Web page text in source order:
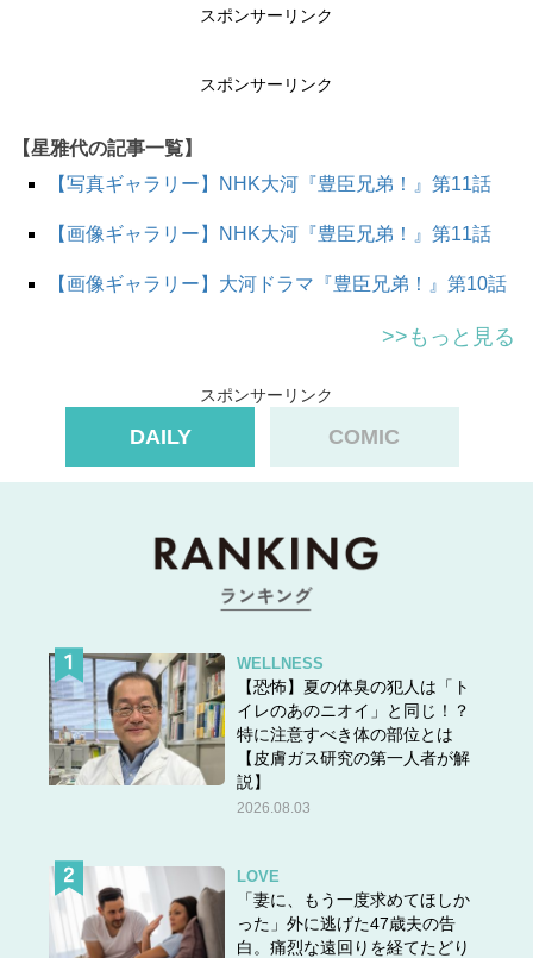
スポンサーリンク
スポンサーリンク
【星雅代の記事一覧】
【写真ギャラリー】NHK大河『豊臣兄弟！』第11話
【画像ギャラリー】NHK大河『豊臣兄弟！』第11話
【画像ギャラリー】大河ドラマ『豊臣兄弟！』第10話
>>もっと見る
スポンサーリンク
DAILY COMIC
WELLNESS
【恐怖】夏の体臭の犯人は「ト
イレのあのニオイ」と同じ！？
特に注意すべき体の部位とは
【皮膚ガス研究の第一人者が解
説】
2026.08.03
LOVE
「妻に、もう一度求めてほしか
った」外に逃げた47歳夫の告
白。痛烈な遠回りを経てたどり